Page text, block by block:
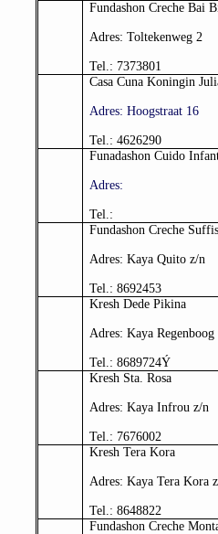
Fundashon Creche Bai
Adres: Toltekenweg 2
Tel.: 7373801
Casa Cuna Koningin
Adres: Hoogstraat 16
Tel.: 4626290
Funadashon Cuido
Adres:
Tel.:
Fundashon Creche
Adres: Kaya Quito z/n
Tel.: 8692453
Kresh Dede Pikina
Adres: Kaya Regenboog
Tel.: 8689724Ý
Kresh Sta. Rosa
Adres: Kaya Infrou z/n
Tel.: 7676002
Kresh Tera Kora
Adres: Kaya Tera Kora
Tel.: 8648822
Fundashon Creche